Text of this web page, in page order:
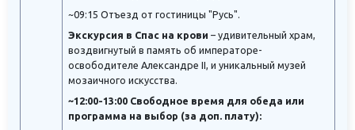
~09:15 Отъезд от гостиницы "Русь".
Экскурсия в Спас на крови – удивительный храм,
воздвигнутый в память об императоре-
освободителе Александре II, и уникальный музей
мозаичного искусства.
~12:00-13:00 Свободное время для обеда или
программа на выбор (за доп. плату):